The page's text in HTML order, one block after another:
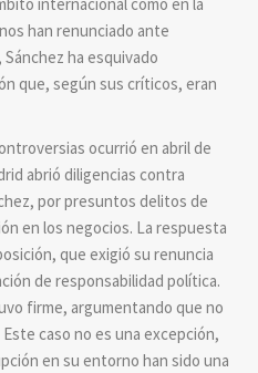
internacional como en la
han renunciado ante
ha esquivado
que, según sus críticos, eran
ocurrió en abril de
abrió diligencias contra
por presuntos delitos de
en los negocios. La respuesta
que exigió su renuncia
de responsabilidad política.
firme, argumentando que no
caso no es una excepción,
en su entorno han sido una